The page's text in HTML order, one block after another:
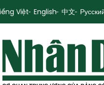
Việt English 中文